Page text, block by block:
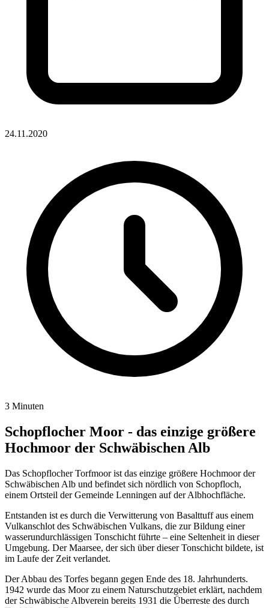
24.11.2020
3 Minuten
Schopflocher Moor - das einzige größere
Hochmoor der Schwäbischen Alb
Das Schopflocher Torfmoor ist das einzige größere Hochmoor der
Schwäbischen Alb und befindet sich nördlich von Schopfloch,
einem Ortsteil der Gemeinde Lenningen auf der Albhochfläche.
Entstanden ist es durch die Verwitterung von Basalttuff aus einem
Vulkanschlot des Schwäbischen Vulkans, die zur Bildung einer
wasserundurchlässigen Tonschicht führte – eine Seltenheit in dieser
Umgebung. Der Maarsee, der sich über dieser Tonschicht bildete, ist
im Laufe der Zeit verlandet.
Der Abbau des Torfes begann gegen Ende des 18. Jahrhunderts.
1942 wurde das Moor zu einem Naturschutzgebiet erklärt, nachdem
der Schwäbische Albverein bereits 1931 die Überreste des durch